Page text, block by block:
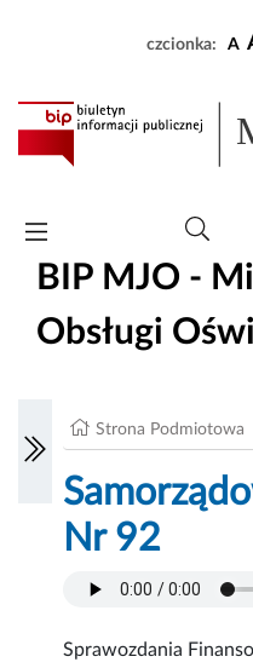
czcionka: A
BIP MJO -
Obsługi
Strona Podmiotowa
Nr 92
Sprawozdania